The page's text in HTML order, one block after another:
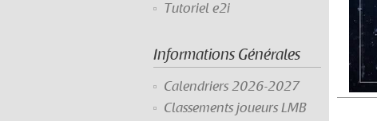
Tutoriel e2i
Informations Générales
Calendriers 2026-2027
Classements joueurs LMB